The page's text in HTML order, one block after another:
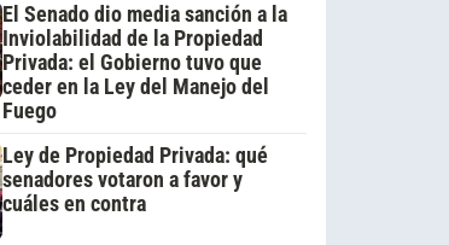
El Senado dio media sanción a la
Inviolabilidad de la Propiedad
Privada: el Gobierno tuvo que
ceder en la Ley del Manejo del
Fuego
Ley de Propiedad Privada: qué
senadores votaron a favor y
cuáles en contra